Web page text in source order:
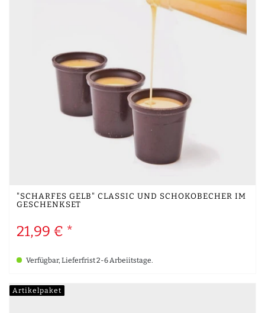
"SCHARFES GELB" CLASSIC UND SCHOKOBECHER IM
GESCHENKSET
21,99 € *
Verfügbar, Lieferfrist 2-6 Arbeiitstage.
Artikelpaket